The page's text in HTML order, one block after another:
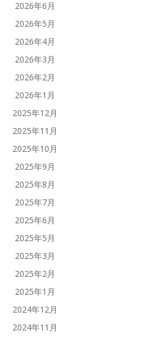
2026年6月
2026年5月
2026年4月
2026年3月
2026年2月
2026年1月
2025年12月
2025年11月
2025年10月
2025年9月
2025年8月
2025年7月
2025年6月
2025年5月
2025年3月
2025年2月
2025年1月
2024年12月
2024年11月